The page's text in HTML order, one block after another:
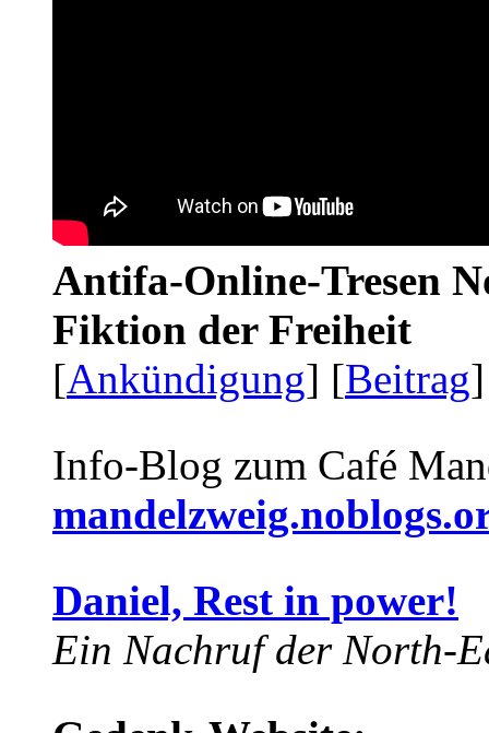
Antifa-Online-Tresen
Fiktion der Freiheit
[Ankündigung] [Beitrag
Info-Blog zum Café
Daniel, Rest in power!
Ein Nachruf der North-